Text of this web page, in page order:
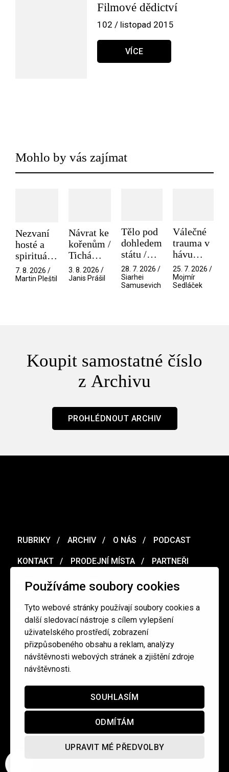
Používáme soubory cookies
Tyto webové stránky používají soubory cookies a
další sledovací nástroje s cílem vylepšení
uživatelského prostředí, zobrazení
přizpůsobeného obsahu a reklam, analýzy
návštěvnosti webových stránek a zjištění zdroje
návštěvnosti.
SOUHLASÍM
ODMÍTÁM
UPRAVIT MÉ PŘEDVOLBY
Filmové dědictví
102 / listopad 2015
VÍCE
Mohlo by vás zajímat
Nezvaní
hosté a
spirituální
narušitelé
z vesmíru
7. 8. 2026 /
Martin Pleštil
Návrat ke
kořenům /
Tichá
přítelkyně
3. 8. 2026 /
Janis Prášil
Tělo pod
dohledem
státu /
Pramen
28. 7. 2026 /
Siarhei
Samusevich
Válečné
trauma v
hávu
spektáklu
/ Odyssea
25. 7. 2026 /
Mojmír
Sedláček
Koupit samostatné číslo
z Archivu
PROHLÉDNOUT ARCHIV
RUBRIKY ARCHIV O NÁS PODCAST
KONTAKT PRODEJNÍ MÍSTA PARTNEŘI
MERCH VOUCHER
Ochrana osobních údajů / Obchodní podmínky
redakce@cinepur.cz